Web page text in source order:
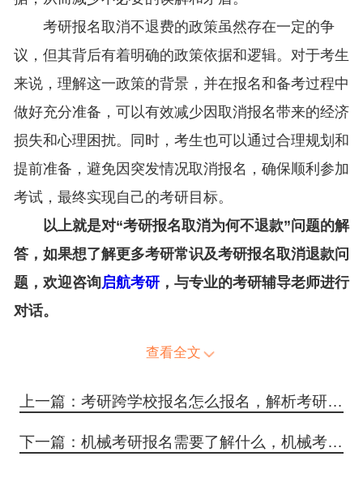
考研报名取消不退费的政策虽然存在一定的争
议，但其背后有着明确的政策依据和逻辑。对于考生
来说，理解这一政策的背景，并在报名和备考过程中
做好充分准备，可以有效减少因取消报名带来的经济
损失和心理困扰。同时，考生也可以通过合理规划和
提前准备，避免因突发情况取消报名，确保顺利参加
考试，最终实现自己的考研目标。
以上就是对“考研报名取消为何不退款”问题的解
答，如果想了解更多考研常识及考研报名取消退款问
题，欢迎咨询启航考研，与专业的考研辅导老师进行
对话。
查看全文
上一篇：考研跨学校报名怎么报名，解析考研跨学校报名从准备到报名的全流程步骤
下一篇：机械考研报名需要了解什么，机械考研报名关键注意事项与备考指南的全攻略来了